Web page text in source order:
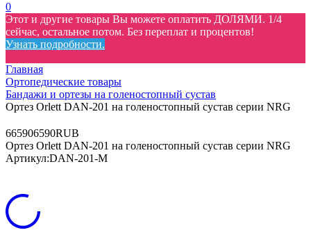
0
Этот и другие товары Вы можете оплатить ДОЛЯМИ. 1/4
сейчас, остальное потом. Без переплат и процентов!
Узнать подробности.
Главная
Ортопедические товары
Бандажи и ортезы на голеностопный сустав
Ортез Orlett DAN-201 на голеностопный сустав серии NRG
665906590RUB
Ортез Orlett DAN-201 на голеностопный сустав серии NRG
Артикул:DAN-201-M